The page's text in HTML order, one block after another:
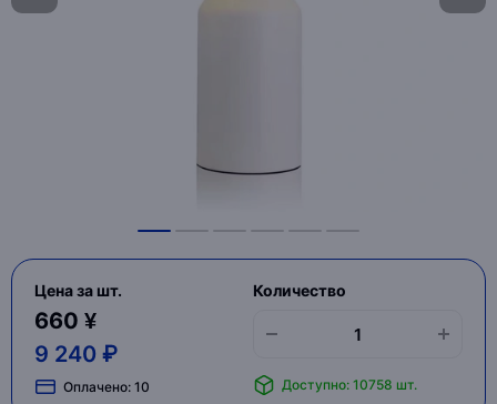
Цена за шт.
660 ¥
9 240 ₽
Оплачено: 10
Количество
Доступно: 10758 шт.